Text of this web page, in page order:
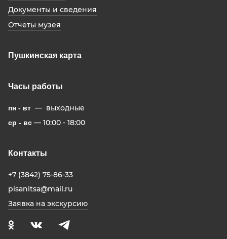
Документы и сведения
Отчеты музея
Пушкинская карта
Часы работы
пн - вт — выходные
ср - вс — 10:00 - 18:00
Контакты
+7 (3842) 75-86-33
pisanitsa@mail.ru
Заявка на экскурсию